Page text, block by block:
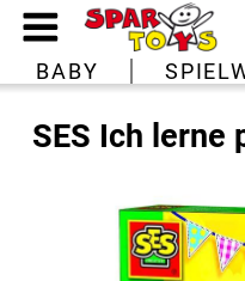
BABY
SES Ich lerne